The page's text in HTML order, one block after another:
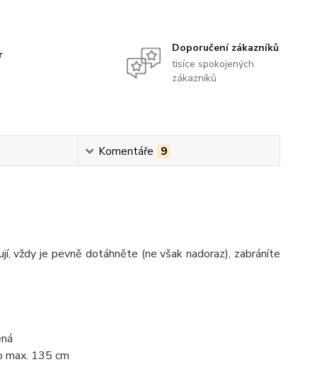
Doporučení zákazníků
tisíce spokojených
zákazníků
Komentáře 9
vždy je pevně dotáhněte (ne však nadoraz), zabráníte
135 cm